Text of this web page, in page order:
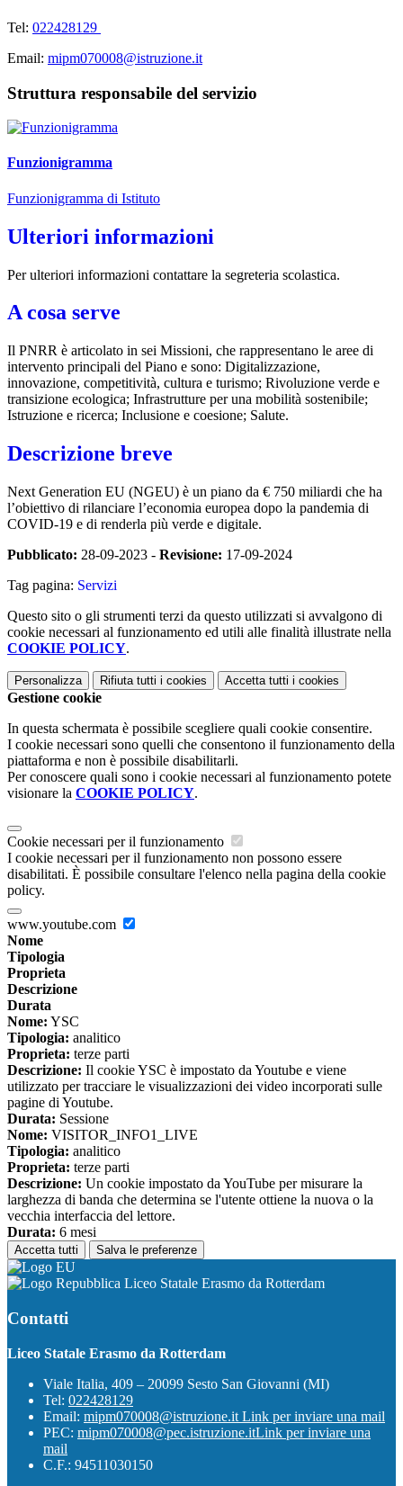
Tel: 022428129
Email: mipm070008@istruzione.it
Struttura responsabile del servizio
Funzionigramma
Funzionigramma di Istituto
Ulteriori informazioni
Per ulteriori informazioni contattare la segreteria scolastica.
A cosa serve
Il PNRR è articolato in sei Missioni, che rappresentano le aree di
intervento principali del Piano e sono: Digitalizzazione,
innovazione, competitività, cultura e turismo; Rivoluzione verde e
transizione ecologica; Infrastrutture per una mobilità sostenibile;
Istruzione e ricerca; Inclusione e coesione; Salute.
Descrizione breve
Next Generation EU (NGEU) è un piano da € 750 miliardi che ha
l’obiettivo di rilanciare l’economia europea dopo la pandemia di
COVID-19 e di renderla più verde e digitale.
Pubblicato: 28-09-2023 - Revisione: 17-09-2024
Tag pagina: Servizi
Questo sito o gli strumenti terzi da questo utilizzati si avvalgono di
cookie necessari al funzionamento ed utili alle finalità illustrate nella
COOKIE POLICY.
Personalizza Rifiuta tutti i cookies Accetta tutti i cookies
Gestione cookie
In questa schermata è possibile scegliere quali cookie consentire.
I cookie necessari sono quelli che consentono il funzionamento della
piattaforma e non è possibile disabilitarli.
Per conoscere quali sono i cookie necessari al funzionamento potete
visionare la COOKIE POLICY.
Cookie necessari per il funzionamento
I cookie necessari per il funzionamento non possono essere
disabilitati. È possibile consultare l'elenco nella pagina della cookie
policy.
www.youtube.com
Nome
Tipologia
Proprieta
Descrizione
Durata
Nome: YSC
Tipologia: analitico
Proprieta: terze parti
Descrizione: Il cookie YSC è impostato da Youtube e viene
utilizzato per tracciare le visualizzazioni dei video incorporati sulle
pagine di Youtube.
Durata: Sessione
Nome: VISITOR_INFO1_LIVE
Tipologia: analitico
Proprieta: terze parti
Descrizione: Un cookie impostato da YouTube per misurare la
larghezza di banda che determina se l'utente ottiene la nuova o la
vecchia interfaccia del lettore.
Durata: 6 mesi
Accetta tutti Salva le preferenze
Liceo Statale Erasmo da Rotterdam
Contatti
Liceo Statale Erasmo da Rotterdam
Viale Italia, 409 – 20099 Sesto San Giovanni (MI)
Tel: 022428129
Email: mipm070008@istruzione.it Link per inviare una mail
PEC: mipm070008@pec.istruzione.itLink per inviare una
mail
C.F.: 94511030150